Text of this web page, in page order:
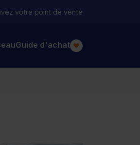
votre point de vente
Guide d'achat